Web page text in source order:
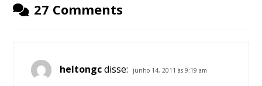
27 Comments
heltongc disse: junho 14, 2011 às 9:19 am